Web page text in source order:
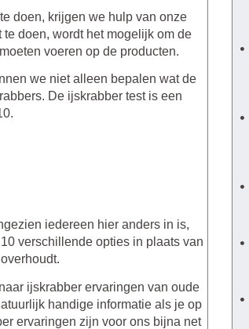
doen, krijgen we hulp van onze
doen, wordt het mogelijk om de
voeren op de producten.
we niet alleen bepalen wat de
De ijskrabber test is een
iedereen hier anders in is,
verschillende opties in plaats van
ijskrabber ervaringen van oude
handige informatie als je op
ervaringen zijn voor ons bijna net